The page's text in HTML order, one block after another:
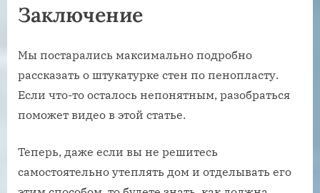
Заключение
Мы постарались максимально подробно
рассказать о штукатурке стен по пенопласту.
Если что-то осталось непонятным, разобраться
поможет видео в этой статье.
Теперь, даже если вы не решитесь
самостоятельно утеплять дом и отделывать его